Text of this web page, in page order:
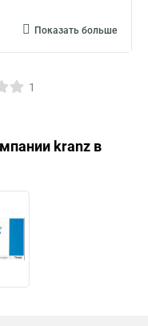
Показать больше
1
kranz в